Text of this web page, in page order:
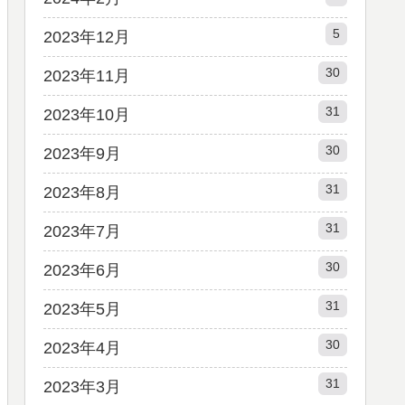
2023年12月 5
2023年11月 30
2023年10月 31
2023年9月 30
2023年8月 31
2023年7月 31
2023年6月 30
2023年5月 31
2023年4月 30
2023年3月 31